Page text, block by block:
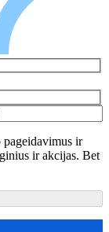
ir
ir akcijas. Bet